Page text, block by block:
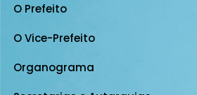
O Prefeito
O Vice-Prefeito
Organograma